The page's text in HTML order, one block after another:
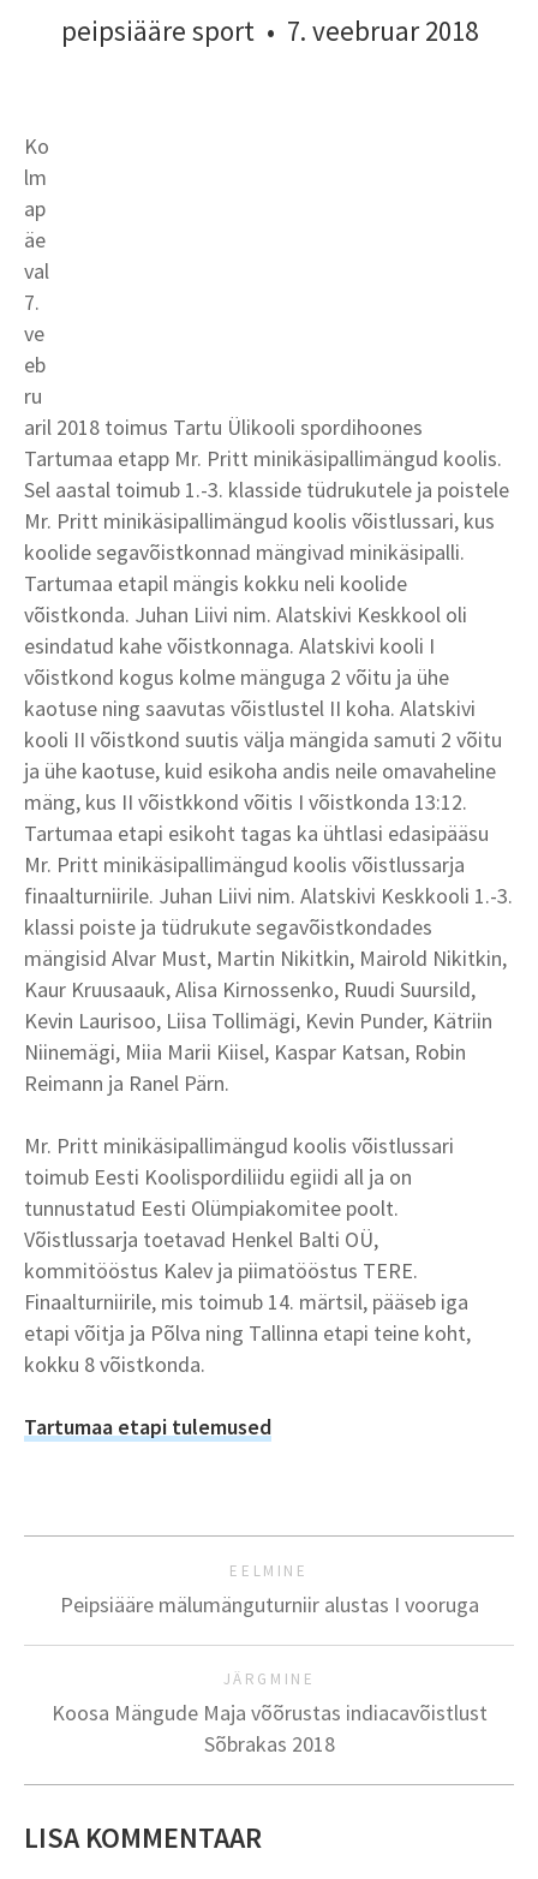
peipsiääre sport • 7. veebruar 2018
Ko
lm
ap
äe
val
7.
ve
eb
ru
aril 2018 toimus Tartu Ülikooli spordihoones
Tartumaa etapp Mr. Pritt minikäsipallimängud koolis.
Sel aastal toimub 1.-3. klasside tüdrukutele ja poistele
Mr. Pritt minikäsipallimängud koolis võistlussari, kus
koolide segavõistkonnad mängivad minikäsipalli.
Tartumaa etapil mängis kokku neli koolide
võistkonda. Juhan Liivi nim. Alatskivi Keskkool oli
esindatud kahe võistkonnaga. Alatskivi kooli I
võistkond kogus kolme mänguga 2 võitu ja ühe
kaotuse ning saavutas võistlustel II koha. Alatskivi
kooli II võistkond suutis välja mängida samuti 2 võitu
ja ühe kaotuse, kuid esikoha andis neile omavaheline
mäng, kus II võistkkond võitis I võistkonda 13:12.
Tartumaa etapi esikoht tagas ka ühtlasi edasipääsu
Mr. Pritt minikäsipallimängud koolis võistlussarja
finaalturniirile. Juhan Liivi nim. Alatskivi Keskkooli 1.-3.
klassi poiste ja tüdrukute segavõistkondades
mängisid Alvar Must, Martin Nikitkin, Mairold Nikitkin,
Kaur Kruusaauk, Alisa Kirnossenko, Ruudi Suursild,
Kevin Laurisoo, Liisa Tollimägi, Kevin Punder, Kätriin
Niinemägi, Miia Marii Kiisel, Kaspar Katsan, Robin
Reimann ja Ranel Pärn.
Mr. Pritt minikäsipallimängud koolis võistlussari
toimub Eesti Koolispordiliidu egiidi all ja on
tunnustatud Eesti Olümpiakomitee poolt.
Võistlussarja toetavad Henkel Balti OÜ,
kommitööstus Kalev ja piimatööstus TERE.
Finaalturniirile, mis toimub 14. märtsil, pääseb iga
etapi võitja ja Põlva ning Tallinna etapi teine koht,
kokku 8 võistkonda.
Tartumaa etapi tulemused
EELMINE
Peipsiääre mälumänguturniir alustas I vooruga
JÄRGMINE
Koosa Mängude Maja võõrustas indiacavõistlust
Sõbrakas 2018
LISA KOMMENTAAR